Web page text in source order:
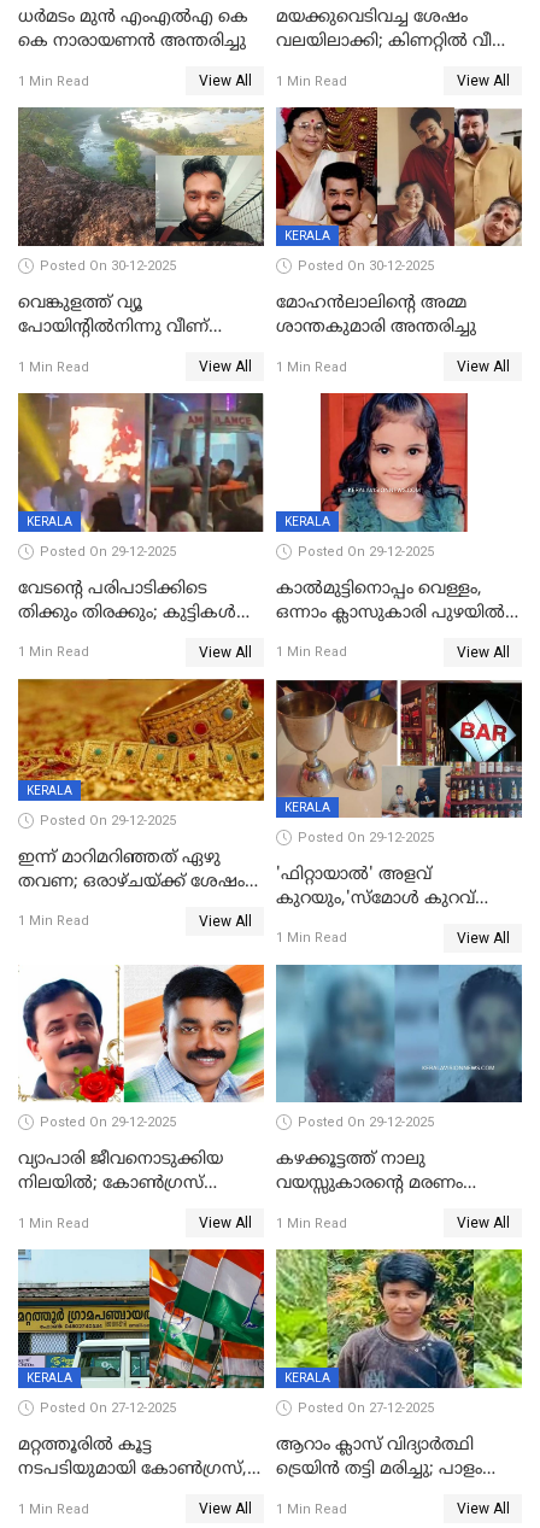
ധർമടം മുൻ എംഎല്‍എ കെ
കെ നാരായണന്‍ അന്തരിച്ചു
1 Min Read View All
മയക്കുവെടിവച്ച ശേഷം
വലയിലാക്കി; കിണറ്റിൽ വീണ
1 Min Read View All
Posted On 30-12-2025
വെങ്കുളത്ത് വ്യൂ
പോയിന്റിൽനിന്നു വീണ്
1 Min Read View All
KERALA
Posted On 30-12-2025
മോഹന്‍ലാലിന്‍റെ അമ്മ
ശാന്തകുമാരി അന്തരിച്ചു
1 Min Read View All
KERALA
Posted On 29-12-2025
വേടന്റെ പരിപാടിക്കിടെ
തിക്കും തിരക്കും; കുട്ടികള്‍
പരിക്ക്; പാളം മറികടന്ന
യുവാവ് ട്രെയിന്‍ തട്ടി മരിച്ചു
1 Min Read View All
KERALA
Posted On 29-12-2025
കാൽമുട്ടിനൊപ്പം വെള്ളം,
ഒന്നാം ക്ലാസുകാരി പുഴയിൽ
കുട്ടികൾക്കൊപ്പം
കളിക്കുന്നതിനിടെ
1 Min Read View All
KERALA
Posted On 29-12-2025
ഇന്ന് മാറിമറിഞ്ഞത് ഏഴു
തവണ; ഒരാഴ്ചയ്ക്ക് ശേഷം
1 Min Read View All
KERALA
Posted On 29-12-2025
'ഫിറ്റായാൽ' അളവ്
കുറയും,'സ്‌മോൾ കുറവ്
പിഴ
1 Min Read View All
Posted On 29-12-2025
വ്യാപാരി ജീവനൊടുക്കിയ
നിലയില്‍; കോണ്‍ഗ്രസ്
മാനസികപീഡനമെന്ന് കുറിപ്പ്
1 Min Read View All
Posted On 29-12-2025
കഴക്കൂട്ടത്ത് നാലു
വയസ്സുകാരന്റെ മരണം
സുഹൃത്തും പൊലീസ്
കസ്റ്റഡിയിൽ
1 Min Read View All
KERALA
Posted On 27-12-2025
മറ്റത്തൂരിൽ കൂട്ട
നടപടിയുമായി കോണ്‍ഗ്രസ്,
എട്ട് പേര്‍ ഉള്‍പ്പെടെ
1 Min Read View All
KERALA
Posted On 27-12-2025
ആറാം ക്ലാസ് വിദ്യാർത്ഥി
ട്രെയിൻ തട്ടി മരിച്ചു; പാളം
അപകടം മലപ്പുറത്ത്
1 Min Read View All